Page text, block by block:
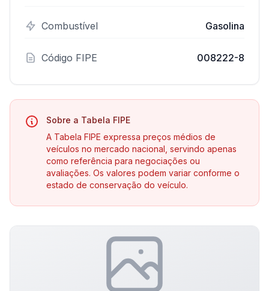
Combustível Gasolina
Código FIPE 008222-8
Sobre a Tabela FIPE
A Tabela FIPE expressa preços médios de
veículos no mercado nacional, servindo apenas
como referência para negociações ou
avaliações. Os valores podem variar conforme o
estado de conservação do veículo.